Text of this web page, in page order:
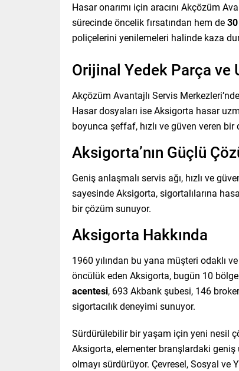
Hasar onarımı için aracını Akçözüm
sürecinde öncelik fırsatından hem de
poliçelerini yenilemeleri halinde kaza
Orijinal Yedek Parça ve
Akçözüm Avantajlı Servis
Hasar dosyaları ise Aksigorta hasar
boyunca şeffaf, hızlı ve güven veren bir
Aksigorta’nın Güçlü
Geniş anlaşmalı servis ağı, hızlı ve
sayesinde Aksigorta, sigortalılarına
bir çözüm sunuyor.
Aksigorta Hakkında
1960 yılından bu yana müşteri odaklı
öncülük eden Aksigorta, bugün 10
acentesi, 693 Akbank şubesi, 146
sigortacılık deneyimi sunuyor.
Sürdürülebilir bir yaşam için yeni nesil
Aksigorta, elementer branşlardaki
olmayı sürdürüyor. Çevresel, Sosyal